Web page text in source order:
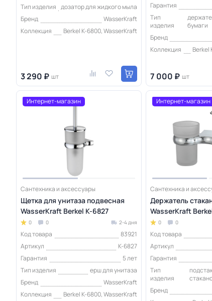
Тип изделия дозатор для жидкого мыла
Бренд
WasserKraft
Коллекция
Berkel K-6800, WasserKraft
3 290 ₽ шт
Гарантия
Тип
изделия
бумаги
Бренд
Коллекция
Berkel
7 000 ₽ шт
Интернет-магазин
Сантехника и аксессуары
Щетка для унитаза подвесная
WasserKraft Berkel K-6827
0 0 2-4 дня
Код товара
83921
Артикул
K-6827
Гарантия
5 лет
Тип изделия
ерш для унитаза
Бренд
WasserKraft
Коллекция
Berkel K-6800, WasserKraft
Интернет-магазин
Сантехника и
Держатель
WasserKraft
0 0
Код товара
Артикул
Гарантия
Тип
изделия
Бренд